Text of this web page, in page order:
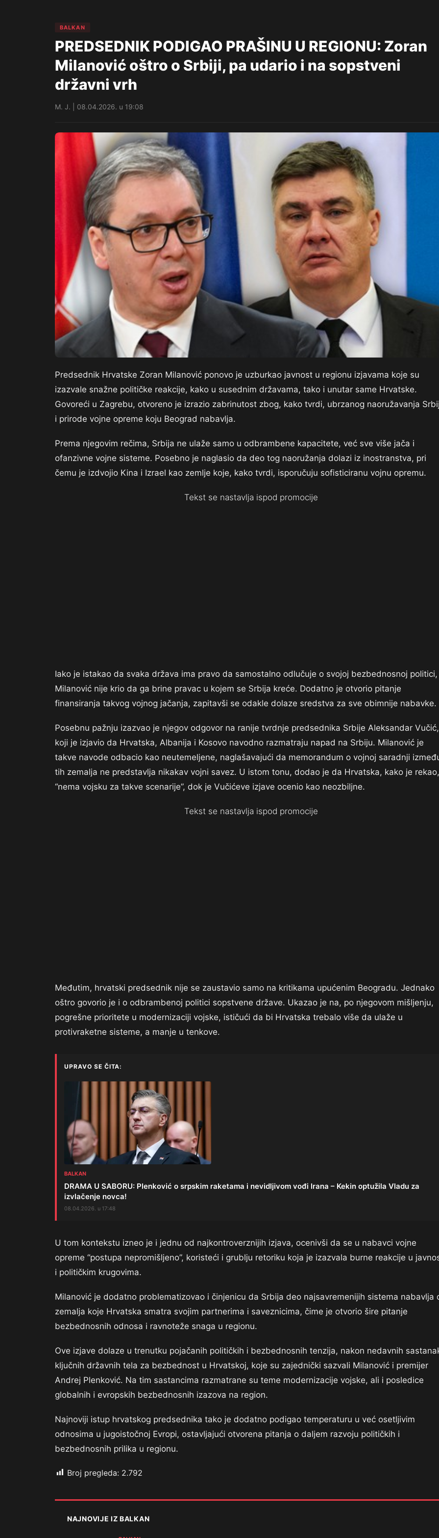
BALKAN
PREDSEDNIK PODIGAO PRAŠINU U REGIONU: Zoran
Milanović oštro o Srbiji, pa udario i na sopstveni
državni vrh
M. J. | 08.04.2026. u 19:08
Predsednik Hrvatske Zoran Milanović ponovo je uzburkao javnost u regionu izjavama koje su
izazvale snažne političke reakcije, kako u susednim državama, tako i unutar same Hrvatske.
Govoreći u Zagrebu, otvoreno je izrazio zabrinutost zbog, kako tvrdi, ubrzanog naoružavanja
i prirode vojne opreme koju Beograd nabavlja.
Prema njegovim rečima, Srbija ne ulaže samo u odbrambene kapacitete, već sve više jača i
ofanzivne vojne sisteme. Posebno je naglasio da deo tog naoružanja dolazi iz inostranstva, pri
čemu je izdvojio Kina i Izrael kao zemlje koje, kako tvrdi, isporučuju sofisticiranu vojnu opremu.
Tekst se nastavlja ispod promocije
Iako je istakao da svaka država ima pravo da samostalno odlučuje o svojoj bezbednosnoj politici,
Milanović nije krio da ga brine pravac u kojem se Srbija kreće. Dodatno je otvorio pitanje
finansiranja takvog vojnog jačanja, zapitavši se odakle dolaze sredstva za sve obimnije nabavke.
Posebnu pažnju izazvao je njegov odgovor na ranije tvrdnje predsednika Srbije Aleksandar Vučić,
koji je izjavio da Hrvatska, Albanija i Kosovo navodno razmatraju napad na Srbiju. Milanović je
takve navode odbacio kao neutemeljene, naglašavajući da memorandum o vojnoj saradnji
tih zemalja ne predstavlja nikakav vojni savez. U istom tonu, dodao je da Hrvatska, kako je rekao,
“nema vojsku za takve scenarije”, dok je Vučićeve izjave ocenio kao neozbiljne.
Tekst se nastavlja ispod promocije
Međutim, hrvatski predsednik nije se zaustavio samo na kritikama upućenim Beogradu. Jednako
oštro govorio je i o odbrambenoj politici sopstvene države. Ukazao je na, po njegovom mišljenju,
pogrešne prioritete u modernizaciji vojske, ističući da bi Hrvatska trebalo više da ulaže u
protivraketne sisteme, a manje u tenkove.
UPRAVO SE ČITA:
BALKAN
DRAMA U SABORU: Plenković o srpskim raketama i nevidljivom vođi Irana – Kekin optužila Vladu za
izvlačenje novca!
08.04.2026. u 17:48
U tom kontekstu izneo je i jednu od najkontroverznijih izjava, ocenivši da se u nabavci vojne
opreme “postupa nepromišljeno”, koristeći i grublju retoriku koja je izazvala burne reakcije u
i političkim krugovima.
Milanović je dodatno problematizovao i činjenicu da Srbija deo najsavremenijih sistema nabavlja
zemalja koje Hrvatska smatra svojim partnerima i saveznicima, čime je otvorio šire pitanje
bezbednosnih odnosa i ravnoteže snaga u regionu.
Ove izjave dolaze u trenutku pojačanih političkih i bezbednosnih tenzija, nakon nedavnih
ključnih državnih tela za bezbednost u Hrvatskoj, koje su zajednički sazvali Milanović i premijer
Andrej Plenković. Na tim sastancima razmatrane su teme modernizacije vojske, ali i posledice
globalnih i evropskih bezbednosnih izazova na region.
Najnoviji istup hrvatskog predsednika tako je dodatno podigao temperaturu u već osetljivim
odnosima u jugoistočnoj Evropi, ostavljajući otvorena pitanja o daljem razvoju političkih i
bezbednosnih prilika u regionu.
Broj pregleda: 2.792
NAJNOVIJE IZ BALKAN